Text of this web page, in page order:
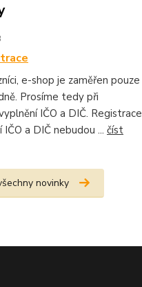
e-shop je zaměřen pouze
Prosíme tedy při
IČO a DIČ. Registrace
a DIČ nebudou ... číst
novinky